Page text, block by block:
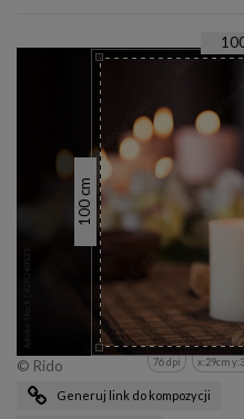
100
cm
x:29cm
76 dpi
© Rido
Generuj link do kompozycji